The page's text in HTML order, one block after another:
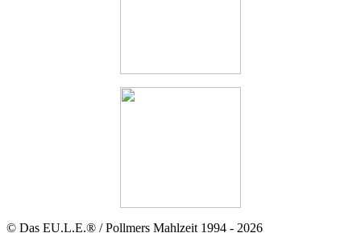
© Das EU.L.E.® / Pollmers Mahlzeit 1994 - 2026